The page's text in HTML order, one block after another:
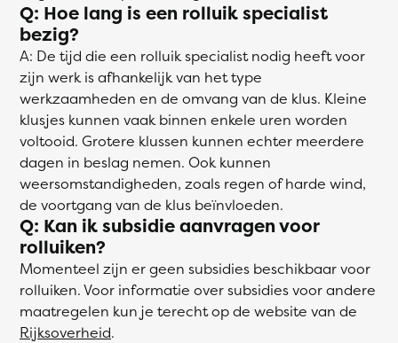
Q: Hoe lang is een rolluik specialist
bezig?
A: De tijd die een rolluik specialist nodig heeft voor
zijn werk is afhankelijk van het type
werkzaamheden en de omvang van de klus. Kleine
klusjes kunnen vaak binnen enkele uren worden
voltooid. Grotere klussen kunnen echter meerdere
dagen in beslag nemen. Ook kunnen
weersomstandigheden, zoals regen of harde wind,
de voortgang van de klus beïnvloeden.
Q: Kan ik subsidie aanvragen voor
rolluiken?
Momenteel zijn er geen subsidies beschikbaar voor
rolluiken. Voor informatie over subsidies voor andere
maatregelen kun je terecht op de website van de
Rijksoverheid.